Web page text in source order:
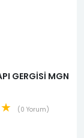
GERGİSİ MGN
0 Yorum